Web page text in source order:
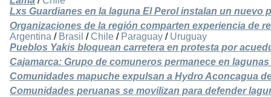
Lxs Guardianes en la laguna El Perol instalan un nuevo
Organizaciones de la región comparten experiencia de
Argentina / Brasil / Chile / Paraguay / Uruguay
Pueblos Yakis bloquean carretera en protesta por
Cajamarca: Grupo de comuneros permanece en
Comunidades mapuche expulsan a Hydro Aconcagua
Comunidades peruanas se movilizan para defender